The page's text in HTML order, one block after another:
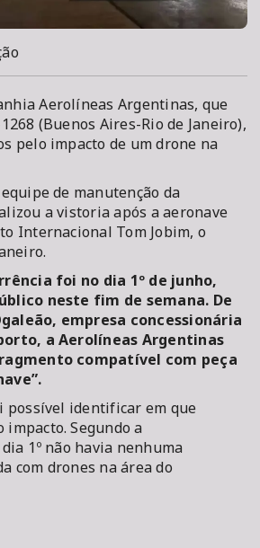
Aerolíneas Argentinas, que
(Buenos Aires-Rio de Janeiro),
pelo impacto de um drone na
de manutenção da
a vistoria após a aeronave
Internacional Tom Jobim, o
foi no dia 1º de junho,
neste fim de semana. De
empresa concessionária
a Aerolíneas Argentinas
compatível com peça
possível identificar em que
impacto. Segundo a
1º não havia nenhuma
com drones na área do